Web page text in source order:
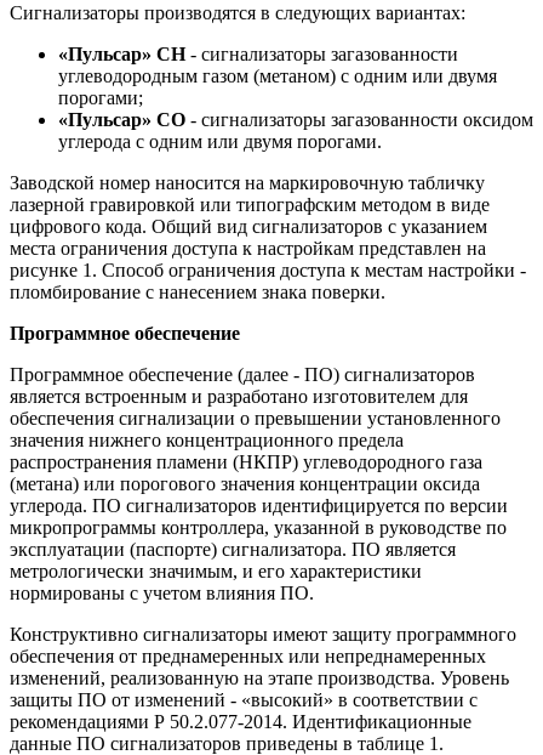
Сигнализаторы производятся в следующих вариантах:
«Пульсар» СН- сигнализаторы загазованности
углеводородным газом (метаном) с одним или двумя
порогами;
«Пульсар» СО - сигнализаторы загазованности оксидом
углерода с одним или двумя порогами.
Заводской номер наносится на маркировочную табличку
лазерной гравировкой или типографским методом в виде
цифрового кода. Общий вид сигнализаторов с указанием
места ограничения доступа к настройкам представлен на
рисунке 1. Способ ограничения доступа к местам настройки -
пломбирование с нанесением знака поверки.
Программное обеспечение
Программное обеспечение (далее - ПО) сигнализаторов
является встроенным и разработано изготовителем для
обеспечения сигнализации о превышении установленного
значения нижнего концентрационного предела
распространения пламени (НКПР) углеводородного газа
(метана) или порогового значения концентрации оксида
углерода. ПО сигнализаторов идентифицируется по версии
микропрограммы контроллера, указанной в руководстве по
эксплуатации (паспорте) сигнализатора. ПО является
метрологически значимым, и его характеристики
нормированы с учетом влияния ПО.
Конструктивно сигнализаторы имеют защиту программного
обеспечения от преднамеренных или непреднамеренных
изменений, реализованную на этапе производства. Уровень
защиты ПО от изменений - «высокий» в соответствии с
рекомендациями Р 50.2.077-2014. Идентификационные
данные ПО сигнализаторов приведены в таблице 1.